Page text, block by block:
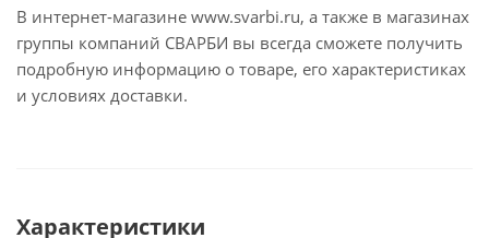
В интернет-магазине www.svarbi.ru, а также в магазинах
группы компаний СВАРБИ вы всегда сможете получить
подробную информацию о товаре, его характеристиках
и условиях доставки.
Характеристики